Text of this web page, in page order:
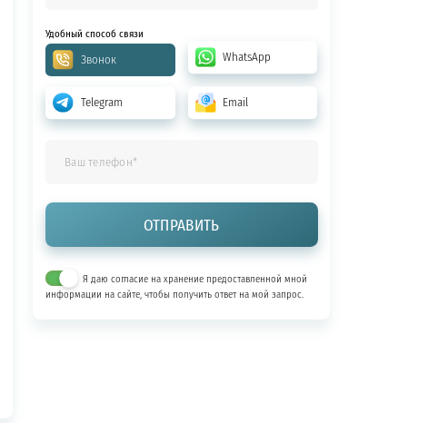
Удобный способ связи
Звонок WhatsApp
Telegram Email
Я даю согласие на хранение предоставленной мной
информации на сайте, чтобы получить ответ на мой запрос.